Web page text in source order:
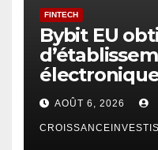
FINTECH
Bybit EU
AOÛT 6, 2026